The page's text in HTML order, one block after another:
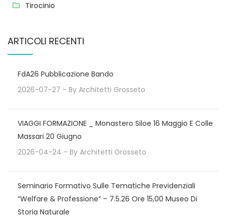
Tirocinio
ARTICOLI RECENTI
FdA26 Pubblicazione Bando
2026-07-27 - By Architetti Grosseto
VIAGGI FORMAZIONE _ Monastero Siloe 16 Maggio E Colle
Massari 20 Giugno
2026-04-24 - By Architetti Grosseto
Seminario Formativo Sulle Tematiche Previdenziali
“Welfare & Professione” – 7.5.26 Ore 15,00 Museo Di
Storia Naturale